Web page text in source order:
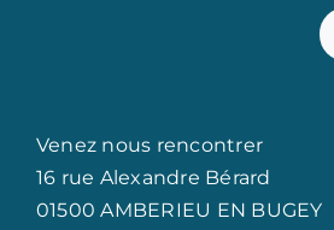
Venez nous rencontrer
16 rue Alexandre Bérard
01500 AMBERIEU EN BUGEY